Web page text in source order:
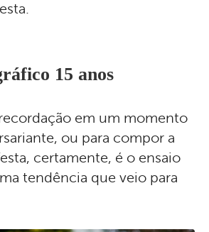
15 anos
em um momento
ou para compor a
certamente, é o ensaio
tendência que veio para